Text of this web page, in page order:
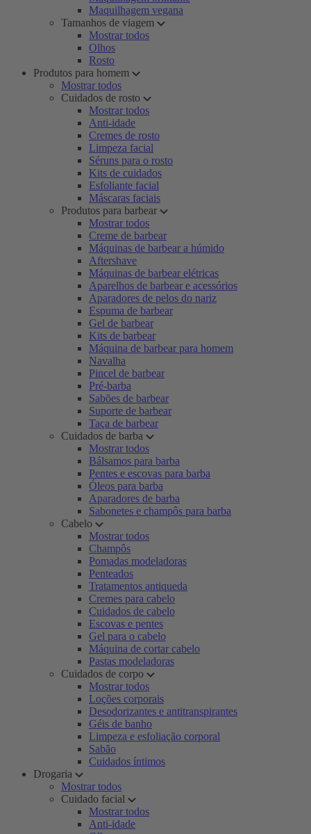
Maquilhagem vegana
Tamanhos de viagem
Mostrar todos
Olhos
Rosto
Produtos para homem
Mostrar todos
Cuidados de rosto
Mostrar todos
Anti-idade
Cremes de rosto
Limpeza facial
Séruns para o rosto
Kits de cuidados
Esfoliante facial
Máscaras faciais
Produtos para barbear
Mostrar todos
Creme de barbear
Máquinas de barbear a húmido
Aftershave
Máquinas de barbear elétricas
Aparelhos de barbear e acessórios
Aparadores de pelos do nariz
Espuma de barbear
Gel de barbear
Kits de barbear
Máquina de barbear para homem
Navalha
Pincel de barbear
Pré-barba
Sabões de barbear
Suporte de barbear
Taça de barbear
Cuidados de barba
Mostrar todos
Bálsamos para barba
Pentes e escovas para barba
Óleos para barba
Aparadores de barba
Sabonetes e champôs para barba
Cabelo
Mostrar todos
Champôs
Pomadas modeladoras
Penteados
Tratamentos antiqueda
Cremes para cabelo
Cuidados de cabelo
Escovas e pentes
Gel para o cabelo
Máquina de cortar cabelo
Pastas modeladoras
Cuidados de corpo
Mostrar todos
Loções corporais
Desodorizantes e antitranspirantes
Géis de banho
Limpeza e esfoliação corporal
Sabão
Cuidados íntimos
Drogaria
Mostrar todos
Cuidado facial
Mostrar todos
Anti-idade